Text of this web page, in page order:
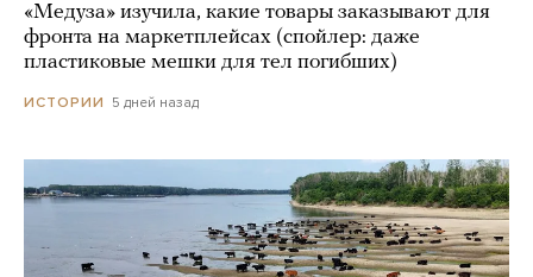
«Медуза» изучила, какие товары заказывают для
фронта на маркетплейсах (спойлер: даже
пластиковые мешки для тел погибших)
ИСТОРИИ 5 дней назад